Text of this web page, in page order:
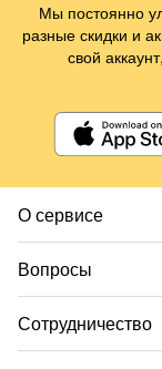
О сервисе
Вопросы
Сотрудничество
Мы постоянно
разные скидки и
свой